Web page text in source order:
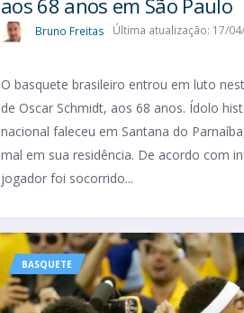
aos 68 anos em São Paulo
Bruno Freitas Última atualização: 17/
O basquete brasileiro entrou em luto
de Oscar Schmidt, aos 68 anos. Ídolo
nacional faleceu em Santana do
mal em sua residência. De acordo com
jogador foi socorrido...
BASQUETE